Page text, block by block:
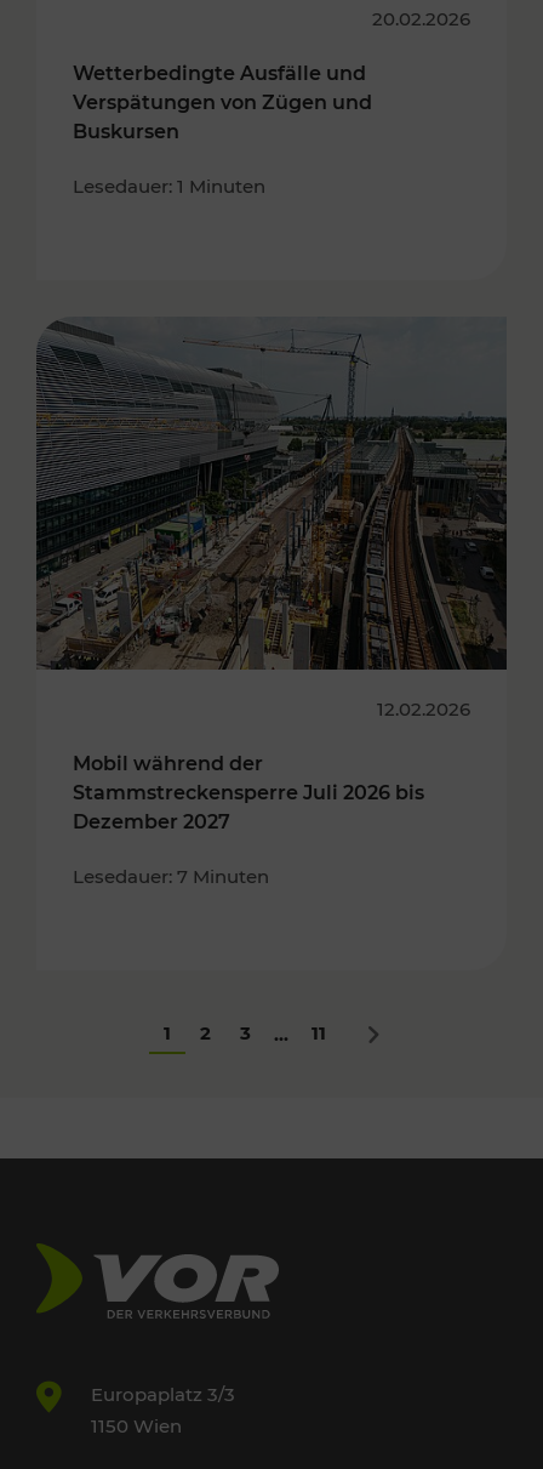
20.02.2026
Wetterbedingte Ausfälle und
Verspätungen von Zügen und
Buskursen
Lesedauer: 1 Minuten
12.02.2026
Mobil während der
Stammstreckensperre Juli 2026 bis
Dezember 2027
Lesedauer: 7 Minuten
1 2 3 ... 11 Nächstes
Europaplatz 3/3
1150 Wien